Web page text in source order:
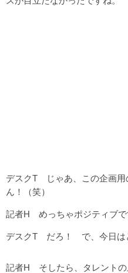
デスクT じゃあ、この企画用
ん！（笑）
記者H めっちゃポジティブで
デスクT だろ！ で、今日は
記者H そしたら、タレントの